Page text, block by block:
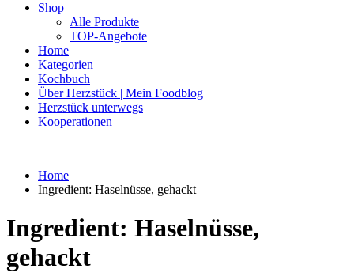
Shop
Alle Produkte
TOP-Angebote
Home
Kategorien
Kochbuch
Über Herzstück | Mein Foodblog
Herzstück unterwegs
Kooperationen
Home
Ingredient: Haselnüsse, gehackt
Ingredient: Haselnüsse,
gehackt